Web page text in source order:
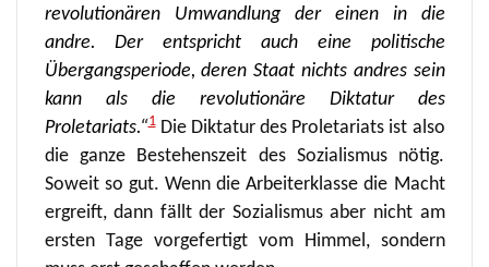
revolutionären Umwandlung der einen in die
andre. Der entspricht auch eine politische
Übergangsperiode, deren Staat nichts andres sein
kann als die revolutionäre Diktatur des
Proletariats.“1Die Diktatur des Proletariats ist also
die ganze Bestehenszeit des Sozialismus nötig.
Soweit so gut. Wenn die Arbeiterklasse die Macht
ergreift, dann fällt der Sozialismus aber nicht am
ersten Tage vorgefertigt vom Himmel, sondern